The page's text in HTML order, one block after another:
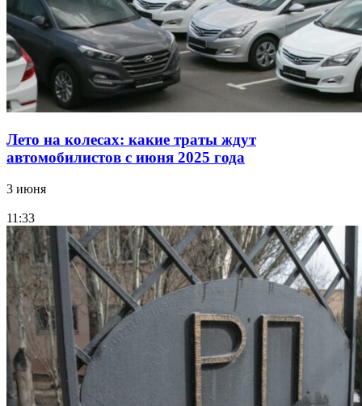
Лето на колесах: какие траты ждут
автомобилистов с июня 2025 года
3 июня
11:33